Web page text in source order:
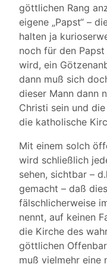
göttlichen Rang
eigene „Papst“ –
halten ja
noch für den Papst
wird, ein
dann muß sich
dieser Mann dann
Christi sein und
die katholische
Mit einem solch
wird schließlich
sehen, sichtbar –
gemacht – daß
fälschlicherweise
nennt, auf keinen
die Kirche des
göttlichen
muß vielmehr eine